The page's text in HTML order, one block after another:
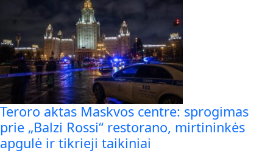
Teroro aktas Maskvos centre: sprogimas
prie „Balzi Rossi“ restorano, mirtininkės
apgulė ir tikrieji taikiniai